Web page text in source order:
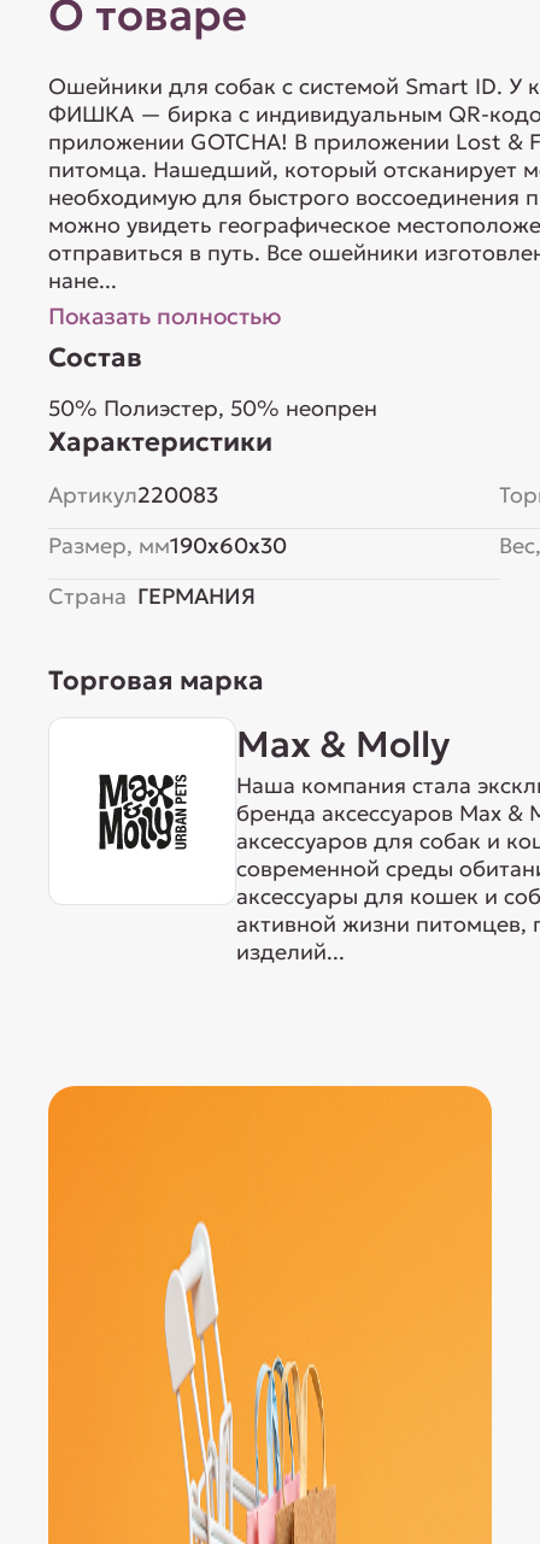
О товаре
Ошейники для собак с системой Smart ID. У
ФИШКА — бирка с индивидуальным QR-
приложении GOTCHA! В приложении Lost &
питомца. Нашедший, который отсканирует
необходимую для быстрого воссоединения
можно увидеть географическое
отправиться в путь. Все ошейники
нане...
Показать полностью
Состав
50% Полиэстер, 50% неопрен
Характеристики
Артикул220083
Размер, мм190x60x30
Страна ГЕРМАНИЯ
Торговая марка
Max & Molly
Наша компания стала
бренда аксессуаров Max
аксессуаров для собак и
современной среды
аксессуары для кошек и
активной жизни питомцев,
изделий...